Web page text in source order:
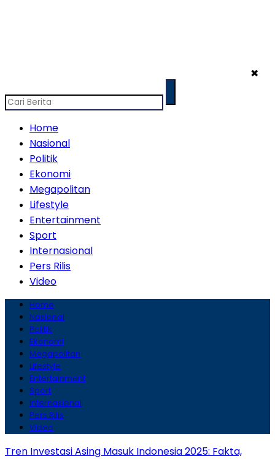
✖
Home
Nasional
Politik
Ekonomi
Megapolitan
Lifestyle
Entertainment
Sport
Internasional
Pers Rilis
Video
Home
Nasional
Politik
Ekonomi
Megapolitan
Lifestyle
Entertainment
Sport
Internasional
Pers Rilis
Video
Tren Investasi Asing Masuk Indonesia 2025: Fakta,